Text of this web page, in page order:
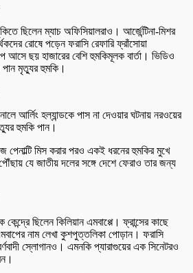
ছিলেন ম্যাচ অফিসিয়ালরাও। আর্জেন্টিনা-মিশর
রোষে পড়েন ফরাসি রেফারি ফ্রাঁসোয়া
আসে ছয় হাজারের বেশি হুমকিমূলক বার্তা। ভিডিও
পান মৃত্যুর হুমকি।
আর্লিং হল্যান্ডকে পাস না দেওয়ার ঘটনায় নরওয়ের
হুমকি পান।
পেনাল্টি মিস করার পরও একই ধরনের হুমকির মুখে
যে জাতীয় দলের সঙ্গে দেশে ফেরাও তার জন্য
ছিলেন কিলিয়ান এমবাপ্পে। ফ্রান্সের কাছে
নাম লেখা কুশপুত্তলিকা পোড়ান। ফরাসি
স্লোগানও। এমনকি প্যারাগুয়ের এক সিনেটরও